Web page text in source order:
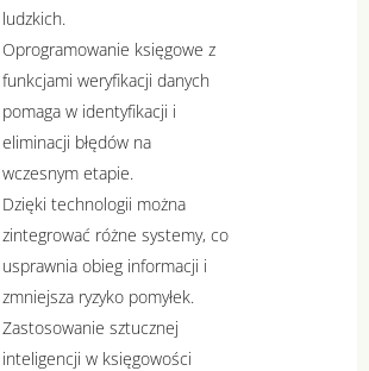
ludzkich.
Oprogramowanie księgowe z
funkcjami weryfikacji danych
pomaga w identyfikacji i
eliminacji błędów na
wczesnym etapie.
Dzięki technologii można
zintegrować różne systemy, co
usprawnia obieg informacji i
zmniejsza ryzyko pomyłek.
Zastosowanie sztucznej
inteligencji w księgowości